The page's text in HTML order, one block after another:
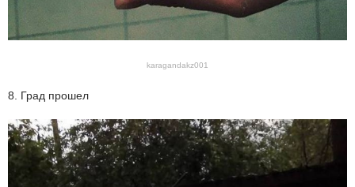
karagandakz001
8. Град прошел